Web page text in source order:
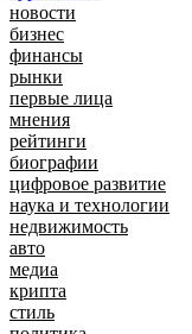
новости
бизнес
финансы
рынки
первые лица
мнения
рейтинги
биографии
цифровое развитие
наука и технологии
недвижимость
авто
медиа
крипта
стиль